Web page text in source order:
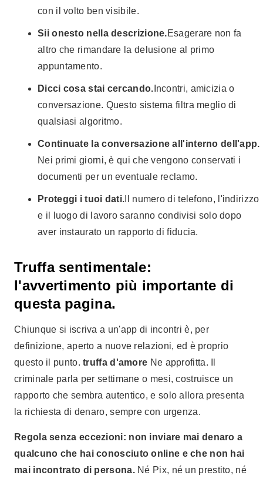
con il volto ben visibile.
Sii onesto nella descrizione.Esagerare non fa
altro che rimandare la delusione al primo
appuntamento.
Dicci cosa stai cercando. Incontri, amicizia o
conversazione. Questo sistema filtra meglio di
qualsiasi algoritmo.
Continuate la conversazione all'interno dell'app.
Nei primi giorni, è qui che vengono conservati i
documenti per un eventuale reclamo.
Proteggi i tuoi dati. Il numero di telefono, l'indirizzo
e il luogo di lavoro saranno condivisi solo dopo
aver instaurato un rapporto di fiducia.
Truffa sentimentale:
l'avvertimento più importante di
questa pagina.
Chiunque si iscriva a un'app di incontri è, per
definizione, aperto a nuove relazioni, ed è proprio
questo il punto.truffa d'amore Ne approfitta. Il
criminale parla per settimane o mesi, costruisce un
rapporto che sembra autentico, e solo allora presenta
la richiesta di denaro, sempre con urgenza.
Regola senza eccezioni: non inviare mai denaro a
qualcuno che hai conosciuto online e che non hai
mai incontrato di persona.Né Pix, né un prestito, né